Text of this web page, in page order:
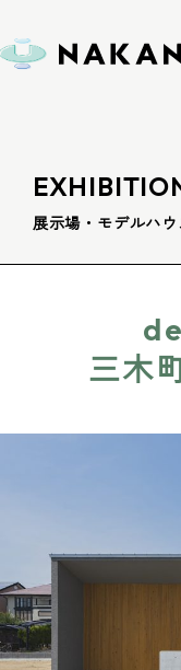
展示場・モデルハウ
三木